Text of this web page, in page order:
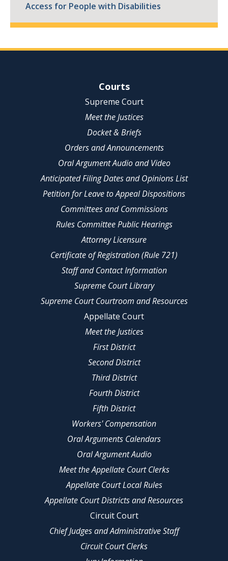
Access for People with Disabilities
Site NavigationCourts
Supreme Court
Meet the Justices
Docket & Briefs
Orders and Announcements
Oral Argument Audio and Video
Anticipated Filing Dates and Opinions List
Petition for Leave to Appeal Dispositions
Committees and Commissions
Rules Committee Public Hearings
Attorney Licensure
Certificate of Registration (Rule 721)
Staff and Contact Information
Supreme Court Library
Supreme Court Courtroom and Resources
Appellate Court
Meet the Justices
First District
Second District
Third District
Fourth District
Fifth District
Workers' Compensation
Oral Arguments Calendars
Oral Argument Audio
Meet the Appellate Court Clerks
Appellate Court Local Rules
Appellate Court Districts and Resources
Circuit Court
Chief Judges and Administrative Staff
Circuit Court Clerks